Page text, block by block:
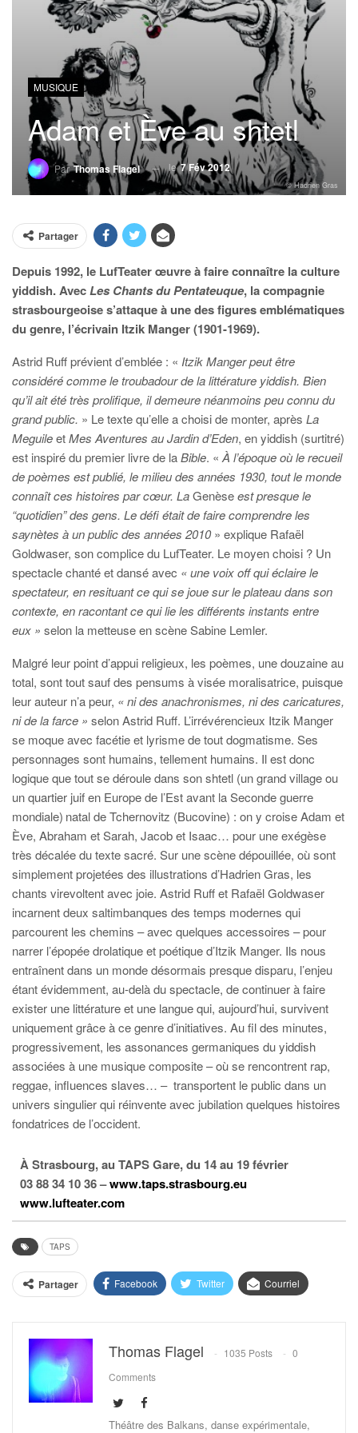
MUSIQUE
Adam et Ève au shtetl
ParThomas Flagel le7 Fév 2012
© Hadrien Gras
Partager
Depuis 1992, le LufTeater œuvre à faire connaître la culture
yiddish. AvecLes Chants du Pentateuque, la compagnie
strasbourgeoise s’attaque à une des figures emblématiques
du genre, l’écrivain Itzik Manger (1901-1969).
Astrid Ruff prévient d’emblée : « Itzik Manger peut être
considéré comme le troubadour de la littérature yiddish. Bien
qu’il ait été très prolifique, il demeure néanmoins peu connu du
grand public. » Le texte qu’elle a choisi de monter, après La
MeguileetMes Aventures au Jardin d’Eden, en yiddish (surtitré)
est inspiré du premier livre de laBible. « À l’époque où le recueil
de poèmes est publié, le milieu des années 1930, tout le monde
connaît ces histoires par cœur. LaGenèseest presque le
“quotidien” des gens. Le défi était de faire comprendre les
saynètes à un public des années 2010» explique Rafaël
Goldwaser, son complice du LufTeater. Le moyen choisi ? Un
spectacle chanté et dansé avec « une voix off qui éclaire le
spectateur, en resituant ce qui se joue sur le plateau dans son
contexte, en racontant ce qui lie les différents instants entre
eux » selon la metteuse en scène Sabine Lemler.
Malgré leur point d’appui religieux, les poèmes, une douzaine au
total, sont tout sauf des pensums à visée moralisatrice, puisque
leur auteur n’a peur, « ni des anachronismes, ni des caricatures,
ni de la farce » selon Astrid Ruff. L’irrévérencieux Itzik Manger
se moque avec facétie et lyrisme de tout dogmatisme. Ses
personnages sont humains, tellement humains. Il est donc
logique que tout se déroule dans son shtetl (un grand village ou
un quartier juif en Europe de l’Est avant la Seconde guerre
mondiale) natal de Tchernovitz (Bucovine) : on y croise Adam et
Ève, Abraham et Sarah, Jacob et Isaac… pour une exégèse
très décalée du texte sacré. Sur une scène dépouillée, où sont
simplement projetées des illustrations d’Hadrien Gras, les
chants virevoltent avec joie. Astrid Ruff et Rafaël Goldwaser
incarnent deux saltimbanques des temps modernes qui
parcourent les chemins – avec quelques accessoires – pour
narrer l’épopée drolatique et poétique d’Itzik Manger. Ils nous
entraînent dans un monde désormais presque disparu, l’enjeu
étant évidemment, au-delà du spectacle, de continuer à faire
exister une littérature et une langue qui, aujourd’hui, survivent
uniquement grâce à ce genre d’initiatives. Au fil des minutes,
progressivement, les assonances germaniques du yiddish
associées à une musique composite – où se rencontrent rap,
reggae, influences slaves… – transportent le public dans un
univers singulier qui réinvente avec jubilation quelques histoires
fondatrices de l’occident.
À Strasbourg, au TAPS Gare, du 14 au 19 février
03 88 34 10 36 –www.taps.strasbourg.eu
www.lufteater.com
TAPS
Partager Facebook Twitter Courriel
Thomas Flagel 1035 Posts
0
Comments
Théâtre des Balkans, danse expérimentale,